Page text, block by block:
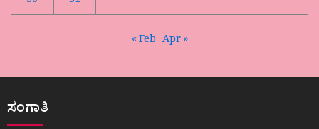
« Feb Apr »
ಸಂಗಾತಿ